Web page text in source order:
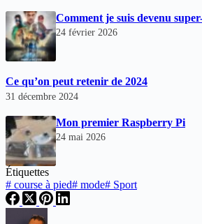
Comment je suis devenu
24 février 2026
Ce qu’on peut retenir de 2024
31 décembre 2024
Mon premier Raspberry Pi
24 mai 2026
Étiquettes
# course à pied# mode# Sport